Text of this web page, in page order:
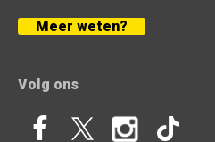
Meer weten?
Volg ons